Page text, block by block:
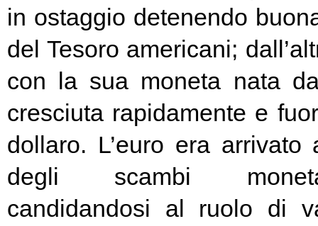
in ostaggio detenendo
del Tesoro americani;
con la sua moneta nata
cresciuta rapidamente e
dollaro. L’euro era
degli scambi
candidandosi al ruolo di